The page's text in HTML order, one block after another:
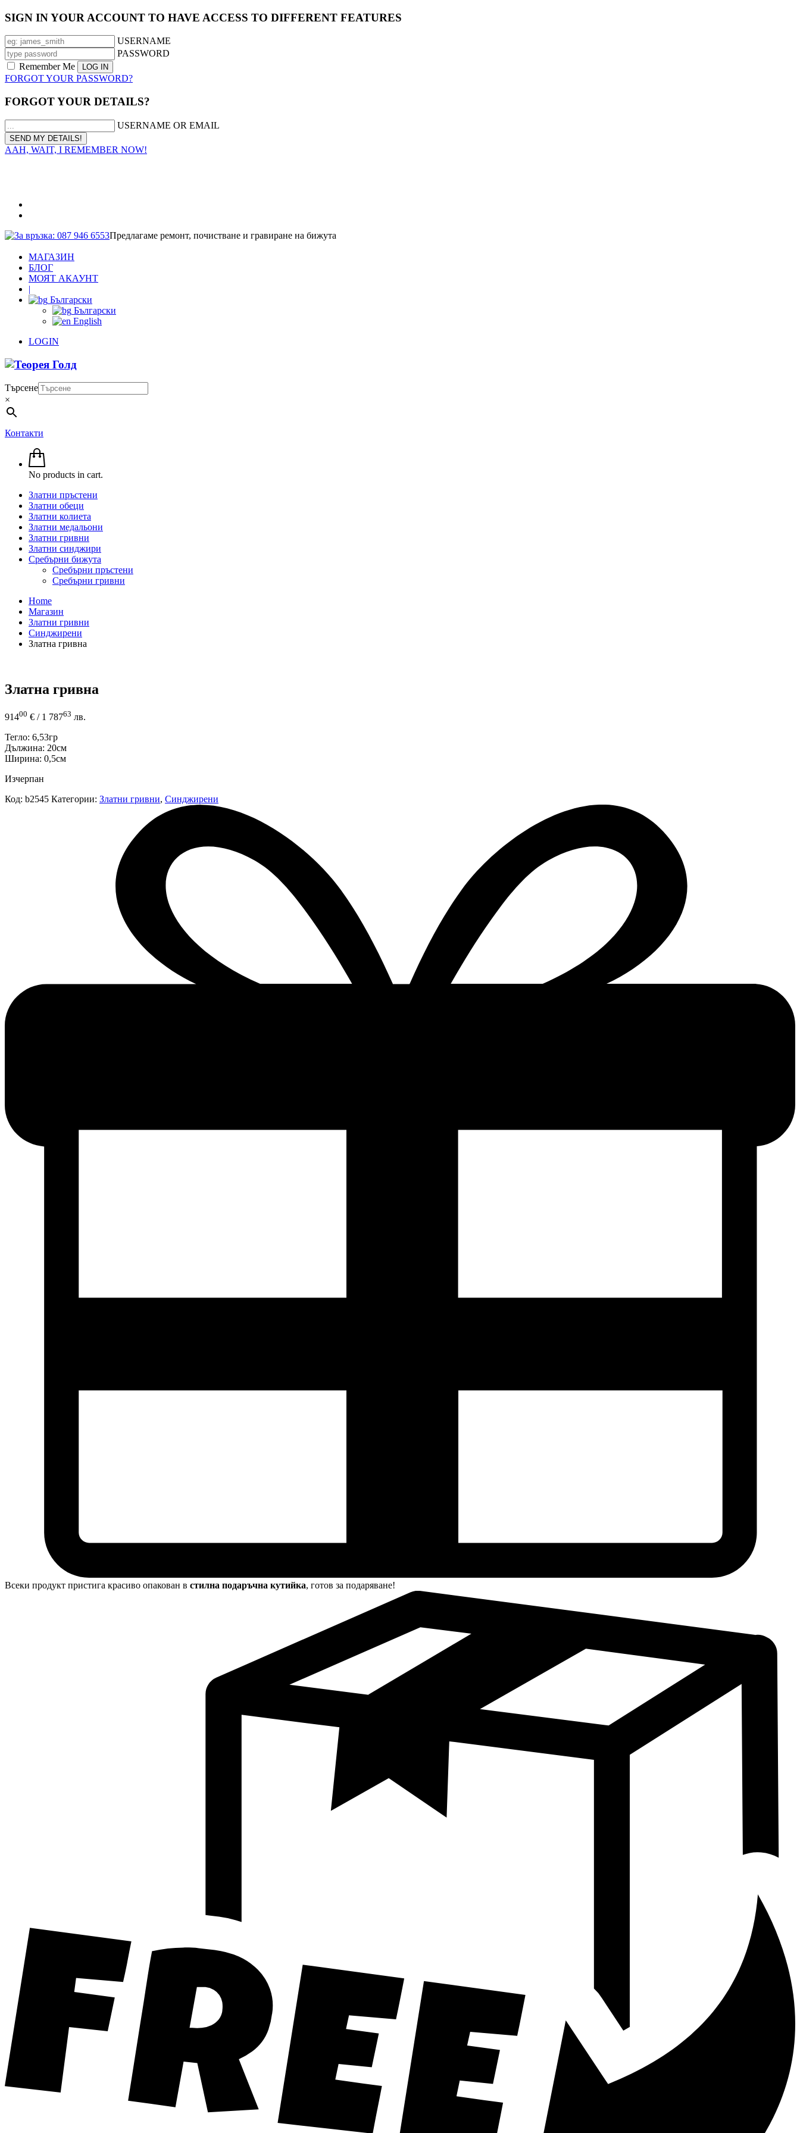
SIGN IN YOUR ACCOUNT TO HAVE ACCESS TO DIFFERENT FEATURES
USERNAME
PASSWORD
Remember Me
FORGOT YOUR PASSWORD?
FORGOT YOUR DETAILS?
USERNAME OR EMAIL
AAH, WAIT, I REMEMBER NOW!
За връзка: 087 946 6553Предлагаме ремонт, почистване и гравиране на бижута
МАГАЗИН
БЛОГ
МОЯТ АКАУНТ
|
Български
Български
English
LOGIN
Търсене
×
Контакти
No products in cart.
Златни пръстени
Златни обеци
Златни колиета
Златни медальони
Златни гривни
Златни синджири
Сребърни бижута
Сребърни пръстени
Сребърни гривни
Home
Магазин
Златни гривни
Синджирени
Златна гривна
Златна гривна
91400 € / 1 78763 лв.
Тегло: 6,53гр
Дължина: 20см
Ширина: 0,5см
Изчерпан
Код: b2545 Категории: Златни гривни, Синджирени
Всеки продукт пристига красиво опакован в стилна подаръчна кутийка, готов за подаряване!